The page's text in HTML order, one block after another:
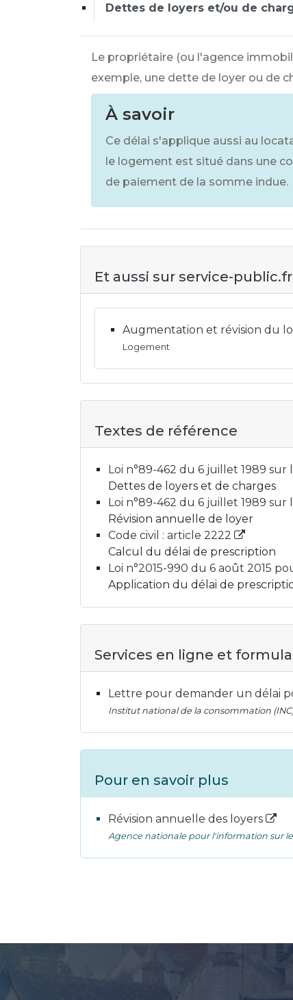
Dettes de loyers et/ou de
Le propriétaire (ou l'agence
exemple, une dette de loyer ou de
À savoir
Ce délai s'applique aussi au
le logement est situé dans une
de paiement de la somme indue.
Et aussi sur service-public.fr
Augmentation et révision du
Logement
Textes de référence
Loi n°89-462 du 6 juillet 1989 sur
Dettes de loyers et de charges
Loi n°89-462 du 6 juillet 1989 sur
Révision annuelle de loyer
Code civil : article 2222
Calcul du délai de prescription
Loi n°2015-990 du 6 août 2015
Application du délai de
Services en ligne et
Lettre pour demander un délai
Institut national de la consommation
Pour en savoir plus
Révision annuelle des loyers
Agence nationale pour l'information sur